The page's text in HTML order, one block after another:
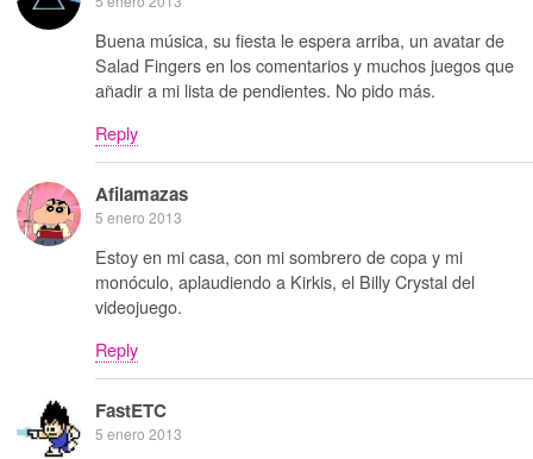
Buena música, su fiesta le espera arriba, un avatar de
Salad Fingers en los comentarios y muchos juegos que
añadir a mi lista de pendientes. No pido más.
Reply
Afilamazas
5 enero 2013
Estoy en mi casa, con mi sombrero de copa y mi
monóculo, aplaudiendo a Kirkis, el Billy Crystal del
videojuego.
Reply
FastETC
5 enero 2013